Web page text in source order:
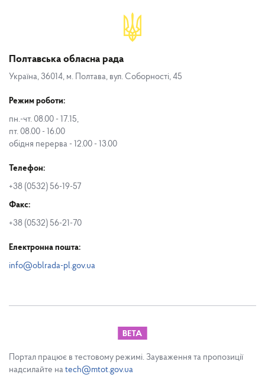
Полтавська обласна рада
Україна, 36014, м. Полтава, вул. Соборності, 45
Режим роботи:
пн.-чт. 08.00 - 17.15,
пт. 08.00 - 16.00
обідня перерва - 12.00 - 13.00
Телефон:
+38 (0532) 56-19-57
Факс:
+38 (0532) 56-21-70
Електронна пошта:
info@oblrada-pl.gov.ua
Портал працює в тестовому режимі. Зауваження та пропозиції
надсилайте на tech@mtot.gov.ua